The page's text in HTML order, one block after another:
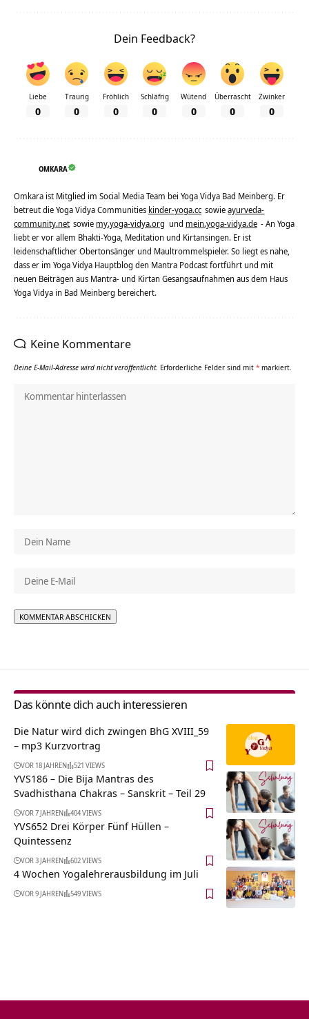
Dein Feedback?
Liebe
0
Traurig
0
Fröhlich
0
Schläfrig
0
Wütend
0
Überrascht
0
Zwinker
0
OMKARA
Omkara ist Mitglied im Social Media Team bei Yoga Vidya Bad Meinberg. Er
betreut die Yoga Vidya Communities kinder-yoga.cc sowieayurveda-
community.net sowie my.yoga-vidya.org und mein.yoga-vidya.de - An Yoga
liebt er vor allem Bhakti-Yoga, Meditation und Kirtansingen. Er ist
leidenschaftlicher Obertonsänger und Maultrommelspieler. So liegt es nahe,
dass er im Yoga Vidya Hauptblog den Mantra Podcast fortführt und mit
neuen Beiträgen aus Mantra- und Kirtan Gesangsaufnahmen aus dem Haus
Yoga Vidya in Bad Meinberg bereichert.
Keine Kommentare
Deine E-Mail-Adresse wird nicht veröffentlicht. Erforderliche Felder sind mit * markiert.
Das könnte dich auch interessieren
Die Natur wird dich zwingen BhG XVIII_59
– mp3 Kurzvortrag
VOR 18 JAHREN 521 VIEWS
YVS186 – Die Bija Mantras des
Svadhisthana Chakras – Sanskrit – Teil 29
VOR 7 JAHREN 404 VIEWS
YVS652 Drei Körper Fünf Hüllen –
Quintessenz
VOR 3 JAHREN 602 VIEWS
4 Wochen Yogalehrerausbildung im Juli
VOR 9 JAHREN 549 VIEWS